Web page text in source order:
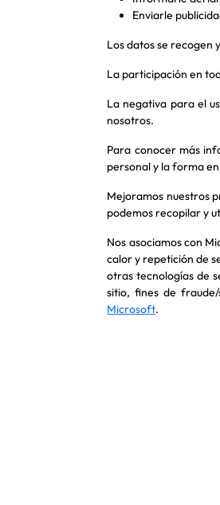
Enviarle
Los datos se recogen
La participación en
La negativa para el
nosotros.
Para conocer más
personal y la forma
Mejoramos nuestros
podemos recopilar y
Nos asociamos con
calor y repetición de
otras tecnologías de
sitio, fines de
Microsoft.